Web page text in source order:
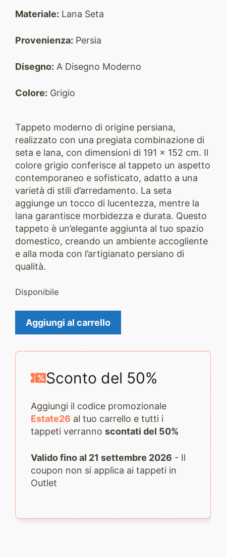
Materiale: Lana Seta
Provenienza: Persia
Disegno: A Disegno Moderno
Colore: Grigio
Tappeto moderno di origine persiana,
realizzato con una pregiata combinazione di
seta e lana, con dimensioni di 191 x 152 cm. Il
colore grigio conferisce al tappeto un aspetto
contemporaneo e sofisticato, adatto a una
varietà di stili d’arredamento. La seta
aggiunge un tocco di lucentezza, mentre la
lana garantisce morbidezza e durata. Questo
tappeto è un’elegante aggiunta al tuo spazio
domestico, creando un ambiente accogliente
e alla moda con l’artigianato persiano di
qualità.
Disponibile
Tappeto
Moderno
quantità
Aggiungi al carrello
Sconto del 50%
Aggiungi il codice promozionale
Estate26 al tuo carrello e tutti i
tappeti verranno scontati del 50%
Valido fino al 21 settembre 2026 - Il
coupon non si applica ai tappeti in
Outlet